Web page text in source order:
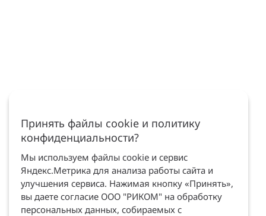
Принять файлы cookie и политику
конфиденциальности?
Мы используем файлы cookie и сервис
Яндекс.Метрика для анализа работы сайта и
улучшения сервиса. Нажимая кнопку «Принять»,
вы даете согласие ООО "РИКОМ" на обработку
персональных данных, собираемых с